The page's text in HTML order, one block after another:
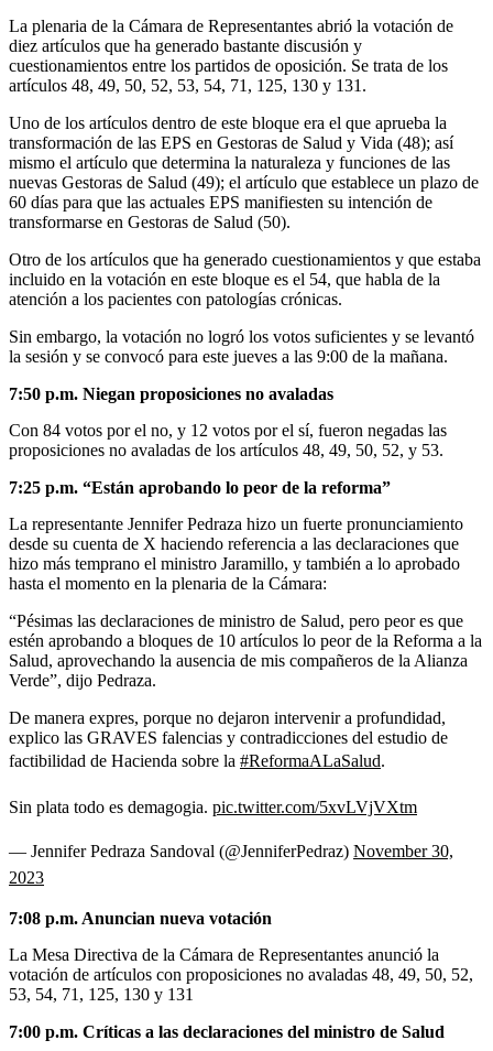
La plenaria de la Cámara de Representantes abrió la votación de
diez artículos que ha generado bastante discusión y
cuestionamientos entre los partidos de oposición. Se trata de los
artículos 48, 49, 50, 52, 53, 54, 71, 125, 130 y 131.
Uno de los artículos dentro de este bloque era el que aprueba la
transformación de las EPS en Gestoras de Salud y Vida (48); así
mismo el artículo que determina la naturaleza y funciones de las
nuevas Gestoras de Salud (49); el artículo que establece un plazo de
60 días para que las actuales EPS manifiesten su intención de
transformarse en Gestoras de Salud (50).
Otro de los artículos que ha generado cuestionamientos y que estaba
incluido en la votación en este bloque es el 54, que habla de la
atención a los pacientes con patologías crónicas.
Sin embargo, la votación no logró los votos suficientes y se levantó
la sesión y se convocó para este jueves a las 9:00 de la mañana.
7:50 p.m. Niegan proposiciones no avaladas
Con 84 votos por el no, y 12 votos por el sí, fueron negadas las
proposiciones no avaladas de los artículos 48, 49, 50, 52, y 53.
7:25 p.m. “Están aprobando lo peor de la reforma”
La representante Jennifer Pedraza hizo un fuerte pronunciamiento
desde su cuenta de X haciendo referencia a las declaraciones que
hizo más temprano el ministro Jaramillo, y también a lo aprobado
hasta el momento en la plenaria de la Cámara:
“Pésimas las declaraciones de ministro de Salud, pero peor es que
estén aprobando a bloques de 10 artículos lo peor de la Reforma a la
Salud, aprovechando la ausencia de mis compañeros de la Alianza
Verde”, dijo Pedraza.
De manera expres, porque no dejaron intervenir a profundidad,
explico las GRAVES falencias y contradicciones del estudio de
factibilidad de Hacienda sobre la #ReformaALaSalud.
Sin plata todo es demagogia. pic.twitter.com/5xvLVjVXtm
— Jennifer Pedraza Sandoval (@JenniferPedraz) November 30,
2023
7:08 p.m. Anuncian nueva votación
La Mesa Directiva de la Cámara de Representantes anunció la
votación de artículos con proposiciones no avaladas 48, 49, 50, 52,
53, 54, 71, 125, 130 y 131
7:00 p.m. Críticas a las declaraciones del ministro de Salud